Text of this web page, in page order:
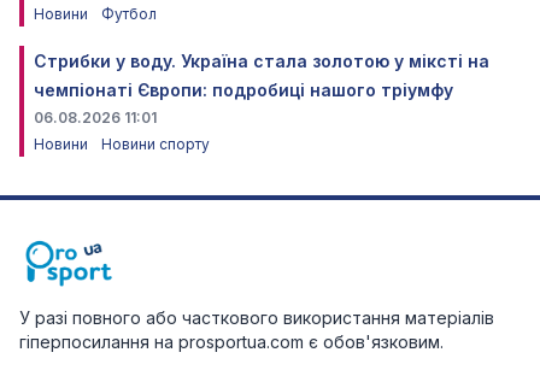
Новини
Футбол
Стрибки у воду. Україна стала золотою у міксті на
чемпіонаті Європи: подробиці нашого тріумфу
06.08.2026 11:01
Новини
Новини спорту
У разі повного або часткового використання матеріалів
гіперпосилання на prosportua.com є обов'язковим.